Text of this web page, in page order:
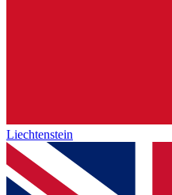
Liechtenstein